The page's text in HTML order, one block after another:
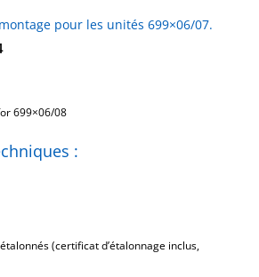
pour les unités 699×06/07.
:
699×06/08
(certificat d’étalonnage inclus,